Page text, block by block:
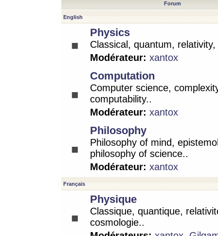
Forum
English
Physics
Classical, quantum,
Modérateur: xantox
Computation
Computer science,
computability..
Modérateur: xantox
Philosophy
Philosophy of mind,
philosophy of science..
Modérateur: xantox
Français
Physique
Classique, quantique,
cosmologie..